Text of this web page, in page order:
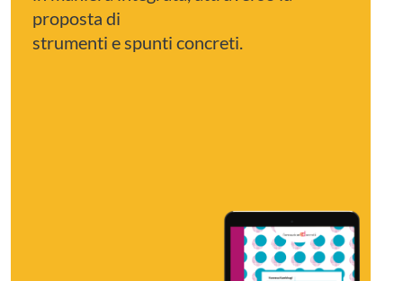
proposta di
strumenti e spunti concreti.